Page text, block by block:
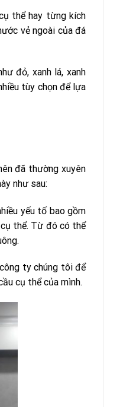
thể hay từng kích
vẻ ngoài của đá
đỏ, xanh lá, xanh
tùy chọn để lựa
đã thường xuyên
như sau:
yếu tố bao gồm
thể. Từ đó có thể
ty chúng tôi để
cụ thể của mình.